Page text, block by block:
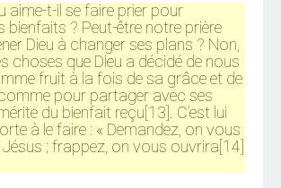
aime-t-il se faire prier pour
bienfaits ? Peut-être notre prière
Dieu à changer ses plans ? Non,
choses que Dieu a décidé de nous
fruit à la fois de sa grâce et de
pour partager avec ses
du bienfait reçu[13]. C’est lui
à le faire : « Demandez, on vous
; frappez, on vous ouvrira[14]